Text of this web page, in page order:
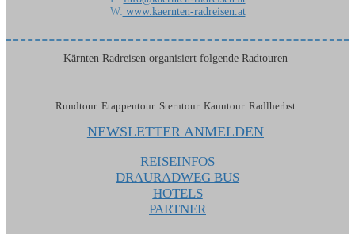
W: www.kaernten-radreisen.at
Kärnten Radreisen organisiert folgende Radtouren
Rundtour Etappentour Sterntour Kanutour Radlherbst
NEWSLETTER ANMELDEN
REISEINFOS
DRAURADWEG BUS
HOTELS
PARTNER